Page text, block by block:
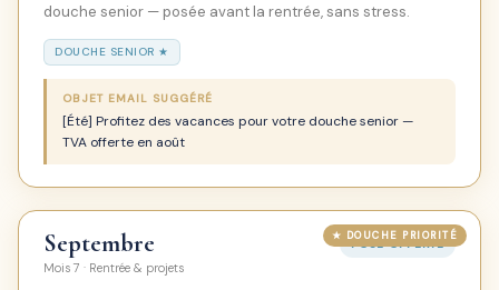
douche senior — posée avant la rentrée, sans stress.
DOUCHE SENIOR ★
OBJET EMAIL SUGGÉRÉ
[Été] Profitez des vacances pour votre douche senior —
TVA offerte en août
Septembre
Mois 7 · Rentrée & projets
POSE OFFERTE